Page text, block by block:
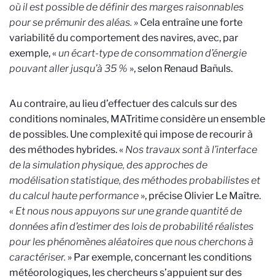
où il est possible de définir des marges raisonnables
pour se prémunir des aléas. » Cela entraîne une forte
variabilité du comportement des navires, avec, par
exemple, « un écart-type de consommation d’énergie
pouvant aller jusqu’à 35 % », selon Renaud Bañuls.
Au contraire, au lieu d’effectuer des calculs sur des
conditions nominales, MATritime considère un ensemble
de possibles. Une complexité qui impose de recourir à
des méthodes hybrides. « Nos travaux sont à l’interface
de la simulation physique, des approches de
modélisation statistique, des méthodes probabilistes et
du calcul haute performance », précise Olivier Le Maître.
« Et nous nous appuyons sur une grande quantité de
données afin d’estimer des lois de probabilité réalistes
pour les phénomènes aléatoires que nous cherchons à
caractériser. » Par exemple, concernant les conditions
météorologiques, les chercheurs s’appuient sur des